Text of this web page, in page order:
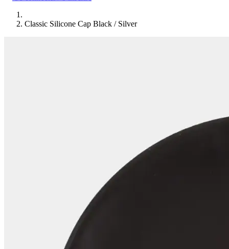
Classic Silicone Cap Black / Silver